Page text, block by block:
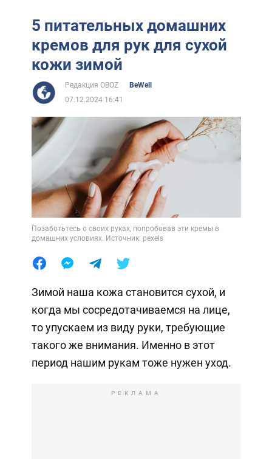
5 питательных домашних
кремов для рук для сухой
кожи зимой
Редакция OBOZ
BeWell
07.12.2024 16:41
Позаботьтесь о своих руках, попробовав эти кремы в
домашних условиях. Источник: pexels
Зимой наша кожа становится сухой, и
когда мы сосредотачиваемся на лице,
то упускаем из виду руки, требующие
такого же внимания. Именно в этот
период нашим рукам тоже нужен уход.
РЕКЛАМА